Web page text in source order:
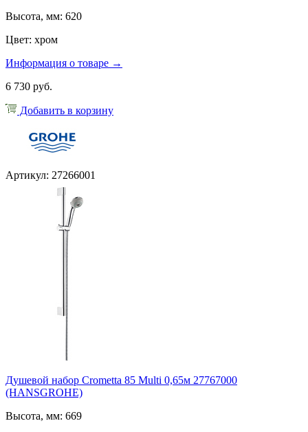
Высота, мм: 620
Цвет: хром
Информация о товаре →
6 730 руб.
Добавить в корзину
Артикул: 27266001
Душевой набор Crometta 85 Multi 0,65м 27767000
(HANSGROHE)
Высота, мм: 669